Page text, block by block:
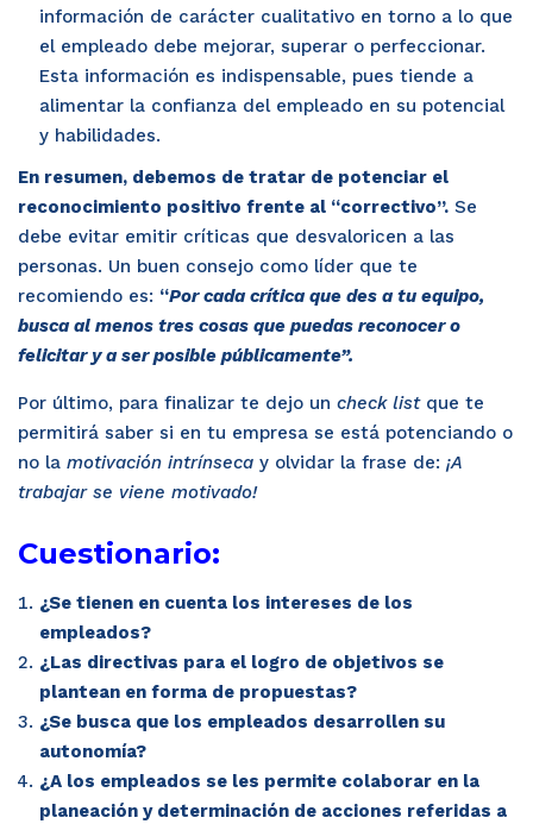
información de carácter cualitativo en torno a lo que
el empleado debe mejorar, superar o perfeccionar.
Esta información es indispensable, pues tiende a
alimentar la confianza del empleado en su potencial
y habilidades.
En resumen, debemos de tratar de potenciar el
reconocimiento positivo frente al “correctivo”. Se
debe evitar emitir críticas que desvaloricen a las
personas. Un buen consejo como líder que te
recomiendo es: “Por cada crítica que des a tu equipo,
busca al menos tres cosas que puedas reconocer o
felicitar y a ser posible públicamente”.
Por último, para finalizar te dejo un check listque te
permitirá saber si en tu empresa se está potenciando o
no la motivación intrínseca y olvidar la frase de: ¡A
trabajar se viene motivado!
Cuestionario:
¿Se tienen en cuenta los intereses de los
empleados?
¿Las directivas para el logro de objetivos se
plantean en forma de propuestas?
¿Se busca que los empleados desarrollen su
autonomía?
¿A los empleados se les permite colaborar en la
planeación y determinación de acciones referidas a